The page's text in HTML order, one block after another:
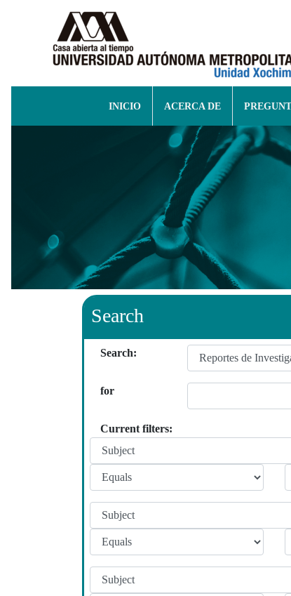
INICIO ACERCA DE
Search
Search:
for
Current filters: